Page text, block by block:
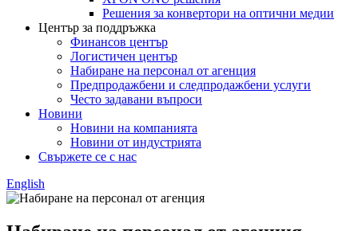
Решения за конвертори на оптични медии
Център за поддръжка
Финансов център
Логистичен център
Набиране на персонал от агенция
Предпродажбени и следпродажбени услуги
Често задавани въпроси
Новини
Новини на компанията
Новини от индустрията
Свържете се с нас
English